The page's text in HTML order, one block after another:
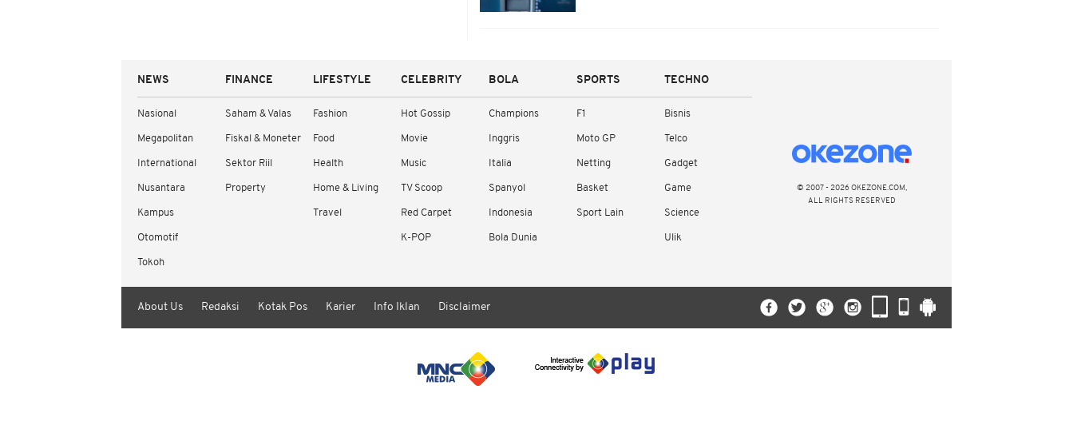
NEWS
Nasional
Megapolitan
International
Nusantara
Kampus
Otomotif
Tokoh
FINANCE
Saham & Valas
Fiskal & Moneter
Sektor Riil
Property
LIFESTYLE
Fashion
Food
Health
Home & Living
Travel
CELEBRITY
Hot Gossip
Movie
Music
TV Scoop
Red Carpet
K-POP
BOLA
Champions
Inggris
Italia
Spanyol
Indonesia
Bola Dunia
SPORTS
F1
Moto GP
Netting
Basket
Sport Lain
TECHNO
Bisnis
Telco
Gadget
Game
Science
Ulik
© 2007 - 2026 OKEZONE.COM,
ALL RIGHTS RESERVED
About Us Redaksi Kotak Pos Karier Info Iklan Disclaimer